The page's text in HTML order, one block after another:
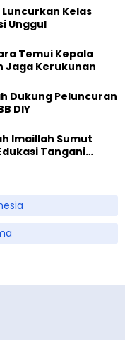
Kelas
Unggul
Temui Kepala
Jaga Kerukunan
Dukung Peluncuran
DIY
Imaillah Sumut
Tangani